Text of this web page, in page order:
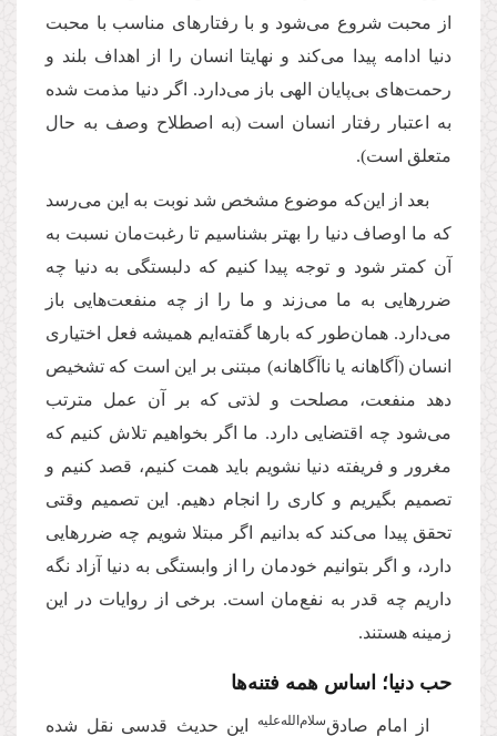
از محبت شروع می‌شود و با رفتارهای مناسب با محبت
دنیا ادامه پیدا می‌کند و نهایتا انسان را از اهداف بلند و
رحمت‌های بی‌پایان الهی باز می‌دارد. اگر دنیا مذمت شده
به اعتبار رفتار انسان است)به اصطلاح وصف به حال
متعلق است(
.
بعد از این‌که موضوع مشخص شد نوبت به این می‌رسد
که ما اوصاف دنیا را بهتر بشناسیم تا رغبت‌مان نسبت به
آن کمتر شود و توجه پیدا کنیم که دلبستگی به دنیا چه
ضررهایی به ما می‌زند و ما را از چه منفعت‌هایی باز
می‌دارد. همان‌طور که بارها گفته‌ایم همیشه فعل اختیاری
انسان (آگاهانه یا ناآگاهانه) مبتنی بر این است که تشخیص
دهد منفعت، مصلحت و لذتی که بر آن‌ عمل مترتب
می‌شود چه اقتضایی دارد. ما اگر بخواهیم تلاش کنیم که
مغرور و فریفته دنیا نشویم باید همت کنیم، قصد کنیم و
تصمیم بگیریم و کاری را انجام دهیم. این تصمیم وقتی
تحقق پیدا می‌کند که بدانیم اگر مبتلا شویم چه ضررهایی
دارد، و اگر بتوانیم خودمان را از وابستگی به دنیا آزاد نگه
داریم چه قدر به نفع‌مان است. برخی از روایات در این
زمینه هستند.
حب دنیا؛ اساس همه فتنه‌ها
از امام صادق‌سلام‌الله‌علیه
این حدیث قدسی نقل شده